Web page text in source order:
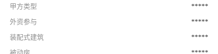
甲方类型 *****
外资参与 *****
装配式建筑 *****